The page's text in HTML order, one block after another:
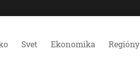
Svet Ekonomika Regióny